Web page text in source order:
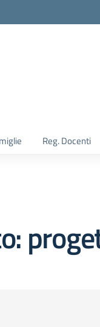
Reg. Docenti